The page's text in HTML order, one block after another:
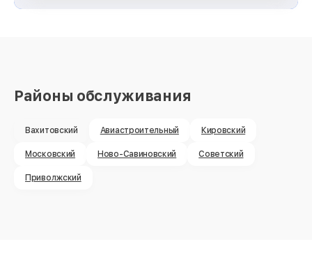
Районы обслуживания
Вахитовский Авиастроительный Кировский
Московский Ново-Савиновский Советский
Приволжский